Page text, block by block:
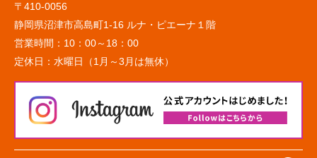
〒410-0056
静岡県沼津市高島町1-16 ルナ・ピエーナ１階
営業時間： 10：00～18：00
定休日： 水曜日（1月～3月は無休）